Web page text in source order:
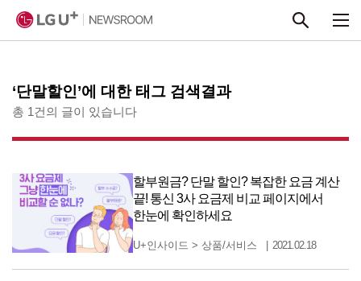
‘단말할인’에 대한 태그 검색결과
총 1건의 글이 있습니다
할부원금? 단말 할인? 복잡한 요금 계산
끝! 통신 3사 요금제 비교 페이지에서
한눈에 확인하세요
U+인사이드 >상품/서비스 2021.02.18